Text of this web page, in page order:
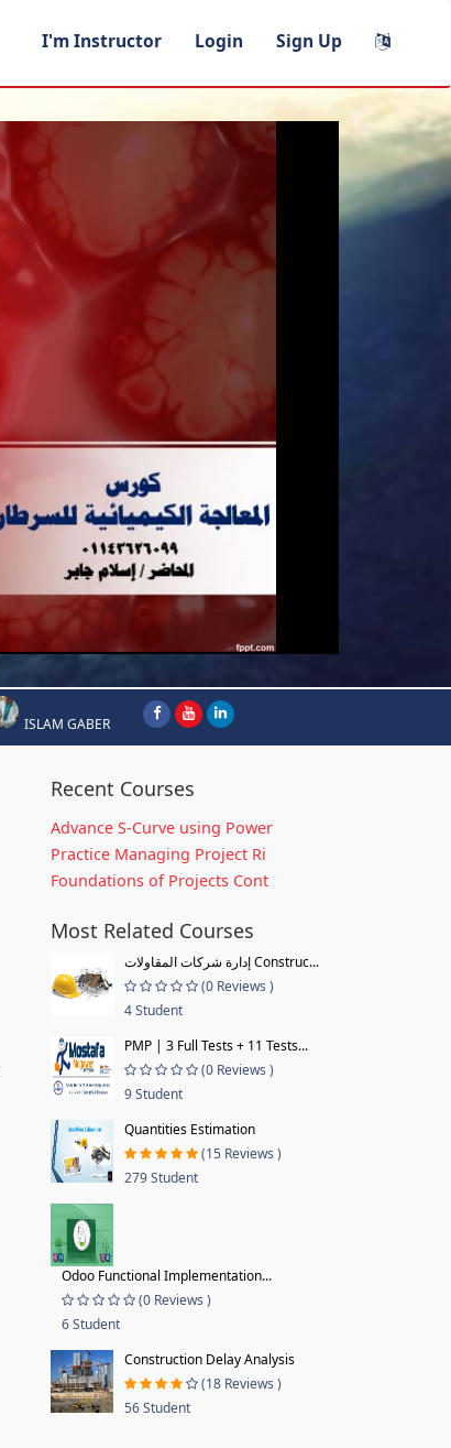
I'm Instructor Login Sign Up
ISLAM GABER
Recent Courses
Advance S-Curve using Power
Practice Managing Project Ri
Foundations of Projects Cont
Most Related Courses
إدارة شركات المقاولات Construc...
(0 Reviews )
4 Student
PMP | 3 Full Tests + 11 Tests...
(0 Reviews )
9 Student
Quantities Estimation
(15 Reviews )
279 Student
Odoo Functional Implementation...
(0 Reviews )
6 Student
Construction Delay Analysis
(18 Reviews )
56 Student